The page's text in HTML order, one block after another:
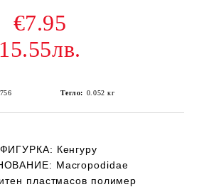
€7.95
15.55лв.
Тегло: 0.052 кг
Кенгуру
Macropodidae
пластмасов полимер